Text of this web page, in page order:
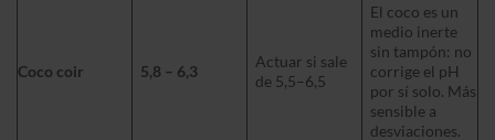
Coco coir 5,8 – 6,3
Actuar si sale
de 5,5–6,5
El coco es un
medio inerte
sin tampón: no
corrige el pH
por sí solo. Más
sensible a
desviaciones.